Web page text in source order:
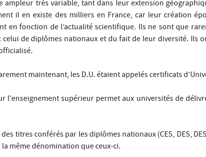
ampleur très variable, tant dans leur extension
il en existe des milliers en France, car leur création
en fonction de l’actualité scientifique. Ils ne sont que
de diplômes nationaux et du fait de leur diversité. Ils
maintenant, les D.U. étaient appelés certificats
l'enseignement supérieur permet aux universités de
titres conférés par les diplômes nationaux (CES, DES,
même dénomination que ceux-ci.